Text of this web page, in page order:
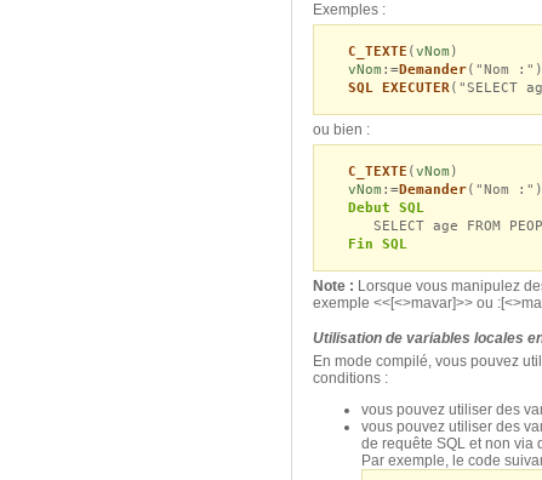
Exemples :
C_TEXTE ( vNom )
vNom :=Demander("Nom :")
SQL EXECUTER("SELECT
ou bien :
C_TEXTE (vNom )
vNom :=Demander("Nom :")
Debut SQL
SELECT age FROM
Fin SQL
Note : Lorsque vous manipulez
exemple <<[<>mavar]>> ou
Utilisation de variables locales
En mode compilé, vous pouvez
conditions :
vous pouvez utiliser des
vous pouvez utiliser des
de requête SQL et non via
Par exemple, le code